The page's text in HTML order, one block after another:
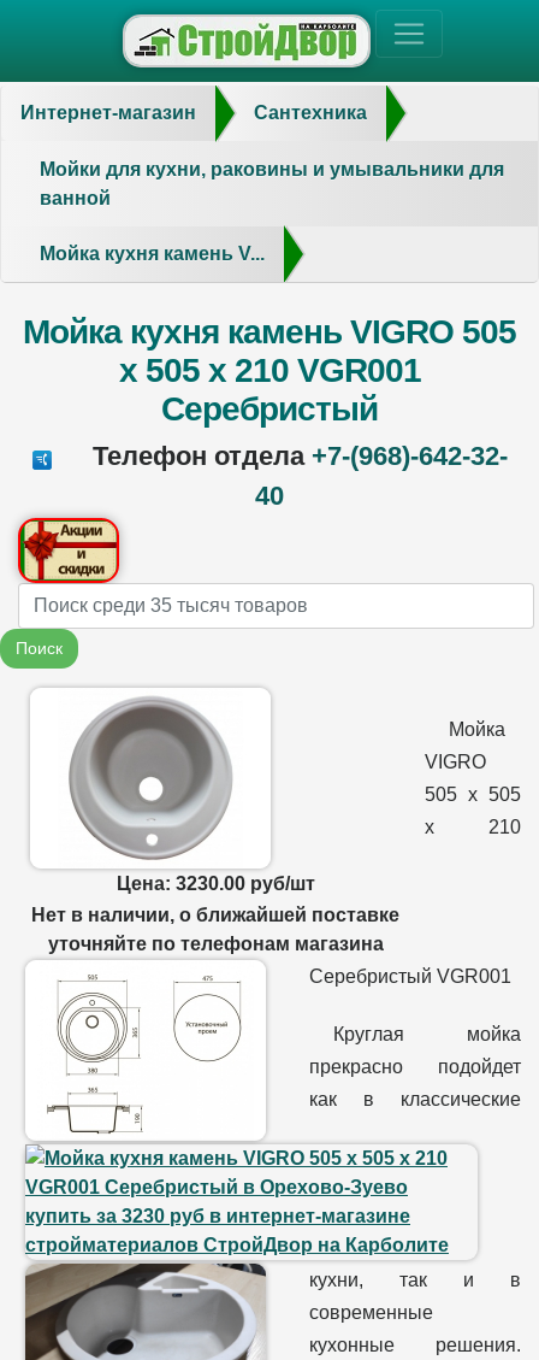
Интернет-магазин Сантехника
Мойки для кухни, раковины и умывальники для
ванной
Мойка кухня камень V...
Мойка кухня камень VIGRO 505
х 505 х 210 VGR001
Серебристый
Телефон отдела +7-(968)-642-32-
40
Name
Поиск
Цена: 3230.00 руб/шт
Нет в наличии, о ближайшей поставке
уточняйте по телефонам магазина
Мойка
VIGRO
505 х 505
х 210
Серебристый VGR001
Круглая мойка
прекрасно подойдет
как в классические
кухни, так и в
современные
кухонные решения.